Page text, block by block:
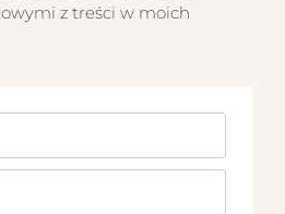
z treści w moich